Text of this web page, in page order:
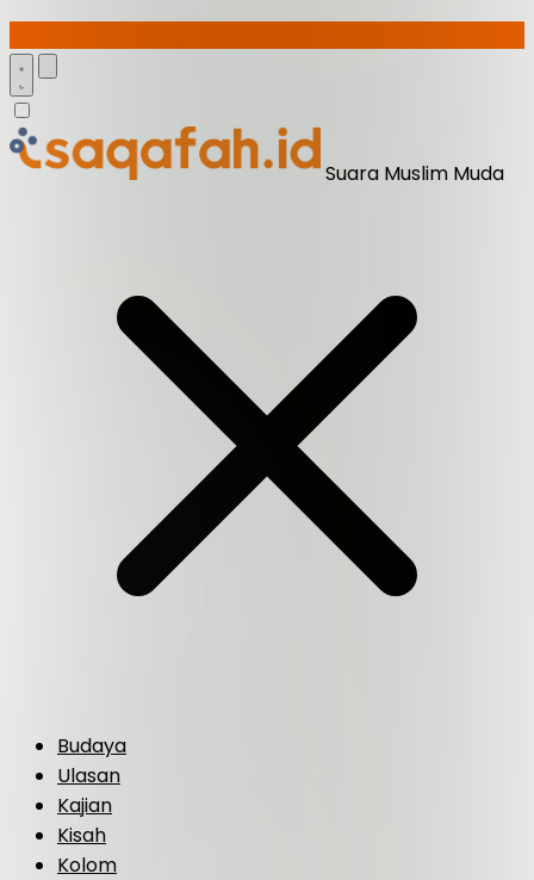
Suara Muslim Muda
Budaya
Ulasan
Kajian
Kisah
Kolom